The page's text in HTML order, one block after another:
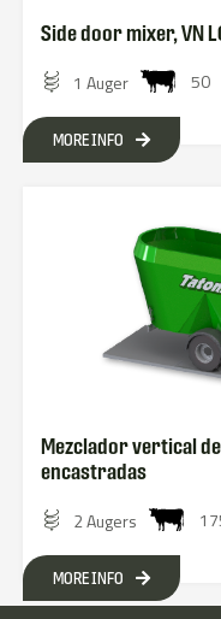
Side door mixer, VN
1 Auger
50
MORE INFO
Mezclador vertical
encastradas
2 Augers
MORE INFO